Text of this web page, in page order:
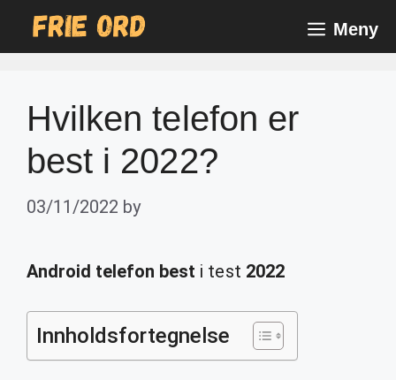
Meny
Hvilken telefon er
best i 2022?
03/11/2022 by
Android telefon best i test 2022
Innholdsfortegnelse